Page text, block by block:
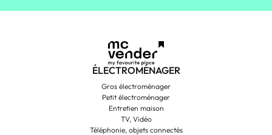
ÉLECTROMÉNAGER
Gros électroménager
Petit électroménager
Entretien maison
TV, Vidéo
Téléphonie, objets connectés